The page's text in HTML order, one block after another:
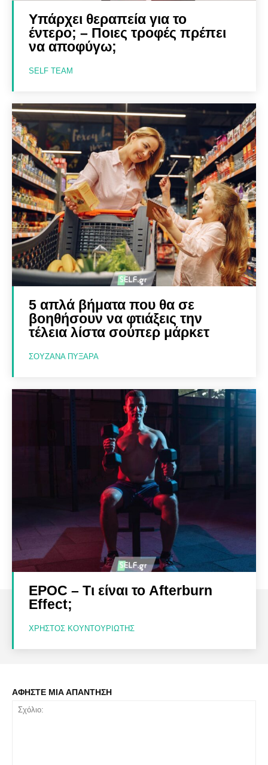
Υπάρχει θεραπεία για το
έντερο; – Ποιες τροφές πρέπει
να αποφύγω;
SELF TEAM
5 απλά βήματα που θα σε
βοηθήσουν να φτιάξεις την
τέλεια λίστα σούπερ μάρκετ
ΣΟΥΖΆΝΑ ΠΥΞΑΡΆ
EPOC – Τι είναι το Afterburn
Effect;
ΧΡΉΣΤΟΣ ΚΟΥΝΤΟΥΡΙΏΤΗΣ
ΑΦΗΣΤΕ ΜΙΑ ΑΠΑΝΤΗΣΗ